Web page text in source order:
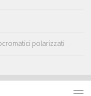
polarizzati